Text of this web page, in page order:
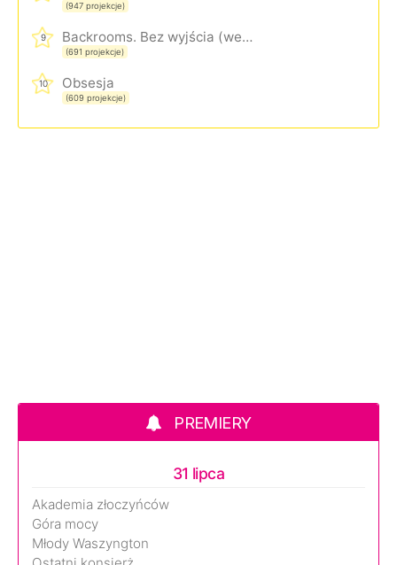
(947 projekcje)
9 Backrooms. Bez wyjścia (wersja rozszerzona)
(691 projekcje)
10 Obsesja
(609 projekcje)
PREMIERY
31 lipca
Akademia złoczyńców
Góra mocy
Młody Waszyngton